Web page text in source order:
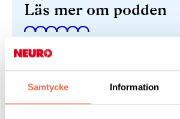
Samtycke Information
Läs mer om podden
Medicinvetarna